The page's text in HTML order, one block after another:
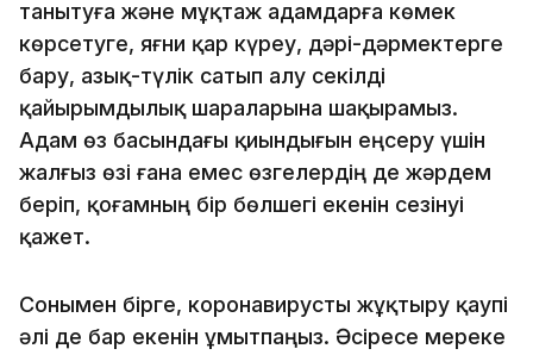
танытуға және мұқтаж адамдарға көмек
көрсетуге, яғни қар күреу, дәрі-дәрмектерге
бару, азық-түлік сатып алу секілді
қайырымдылық шараларына шақырамыз.
Адам өз басындағы қиындығын еңсеру үшін
жалғыз өзі ғана емес өзгелердің де жәрдем
беріп, қоғамның бір бөлшегі екенін сезінуі
қажет.
Сонымен бірге, коронавирусты жұқтыру қаупі
әлі де бар екенін ұмытпаңыз. Әсіресе мереке